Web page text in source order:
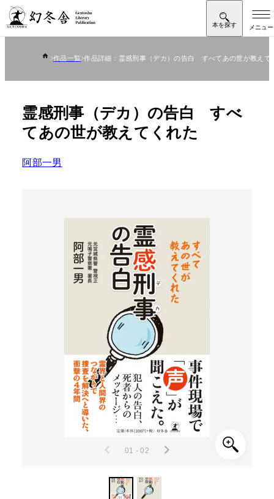
作品一覧 作品詳細：霊感刑事（デカ）の告白 すべてあの世が教えて
霊感刑事（デカ）の告白 すべ
てあの世が教えてくれた
阿部一男
01 - 02